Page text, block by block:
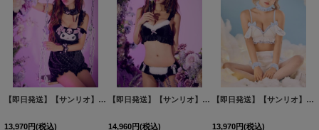
【即日発送】【サンリオ】】クロミセットアップルームウェア【S-L/1カラー】[HC02] [
13,970円(税込)
【即日発送】【サンリオ】クロミ3wayセットアップルームウェア【4点セット】【S-L/1カラー】[HC02]
14,960円(税込)
【即日発送】【サンリオ】シナモロールランジェリーセットアップルームウェア【S-L/1カラー】[HC02]
13,970円(税込)